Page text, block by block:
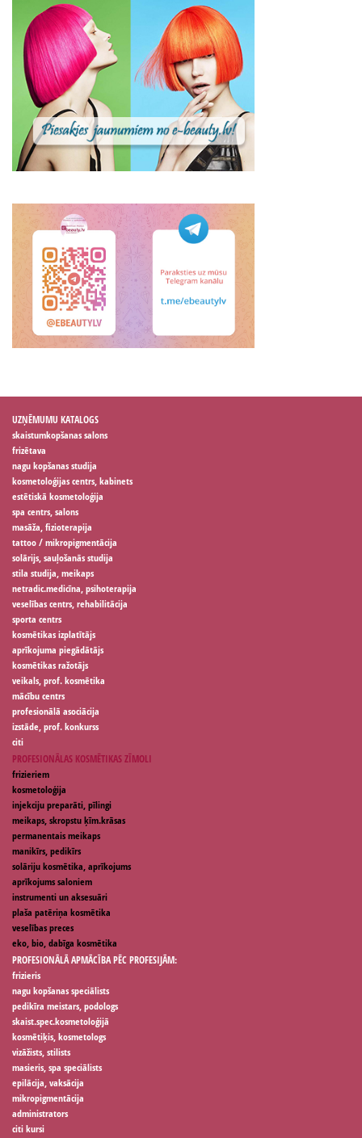
UZŅĒMUMU KATALOGS
skaistumkopšanas salons
frizētava
nagu kopšanas studija
kosmetoloģijas centrs, kabinets
estētiskā kosmetoloģija
spa centrs, salons
masāža, fizioterapija
tattoo / mikropigmentācija
solārijs, sauļošanās studija
stila studija, meikaps
netradic.medicīna, psihoterapija
veselības centrs, rehabilitācija
sporta centrs
kosmētikas izplatītājs
aprīkojuma piegādātājs
kosmētikas ražotājs
veikals, prof. kosmētika
mācību centrs
profesionālā asociācija
izstāde, prof. konkurss
citi
PROFESIONĀLAS KOSMĒTIKAS ZĪMOLI
frizieriem
kosmetoloģija
injekciju preparāti, pīlingi
meikaps, skropstu ķīm.krāsas
permanentais meikaps
manikīrs, pedikīrs
solāriju kosmētika, aprīkojums
aprīkojums saloniem
instrumenti un aksesuāri
plaša patēriņa kosmētika
veselības preces
eko, bio, dabīga kosmētika
PROFESIONĀLĀ APMĀCĪBA PĒC PROFESIJĀM:
frizieris
nagu kopšanas speciālists
pedikīra meistars, podologs
skaist.spec.kosmetoloģijā
kosmētiķis, kosmetologs
vizāžists, stilists
masieris, spa speciālists
epilācija, vaksācija
mikropigmentācija
administrators
citi kursi